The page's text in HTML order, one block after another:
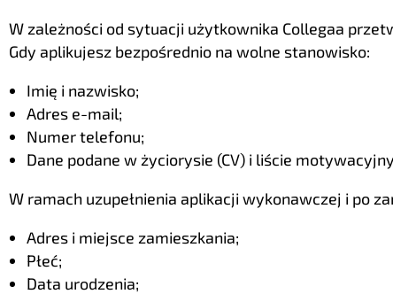
W zależności od sytuacji użytkownika Collegaa
Gdy aplikujesz bezpośrednio na wolne stanowisko:
Imię i nazwisko;
Adres e-mail;
Numer telefonu;
Dane podane w życiorysie (CV) i liście
W ramach uzupełnienia aplikacji wykonawczej i po
Adres i miejsce zamieszkania;
Płeć;
Data urodzenia;